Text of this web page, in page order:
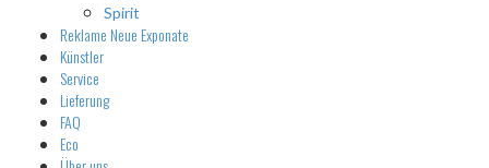
Spirit
Reklame Neue Exponate
Künstler
Service
Lieferung
FAQ
Eco